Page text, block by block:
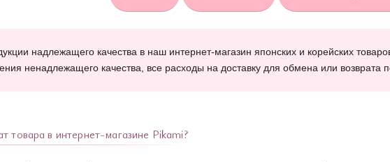
надлежащего качества в наш интернет-магазин японских и корейских
ненадлежащего качества, все расходы на доставку для обмена или возврата
товара в интернет-магазине Pikami?